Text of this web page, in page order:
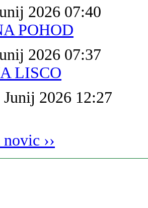
2026 07:40
POHOD
2026 07:37
LISCO
2026 12:27
››